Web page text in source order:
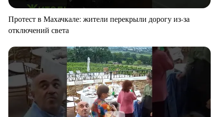
Протест в Махачкале: жители перекрыли дорогу из-за
отключений света